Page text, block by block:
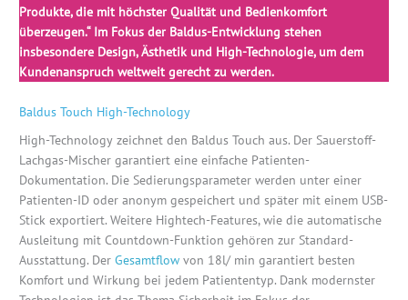
Produkte, die mit höchster Qualität und Bedienkomfort
überzeugen.“ Im Fokus der Baldus-Entwicklung stehen
insbesondere Design, Ästhetik und High-Technologie, um dem
Kundenanspruch weltweit gerecht zu werden.
Baldus Touch High-Technology
High-Technology zeichnet den Baldus Touch aus. Der Sauerstoff-
Lachgas-Mischer garantiert eine einfache Patienten-
Dokumentation. Die Sedierungsparameter werden unter einer
Patienten-ID oder anonym gespeichert und später mit einem USB-
Stick exportiert. Weitere Hightech-Features, wie die automatische
Ausleitung mit Countdown-Funktion gehören zur Standard-
Ausstattung. DerGesamtflow von 18l/ min garantiert besten
Komfort und Wirkung bei jedem Patiententyp. Dank modernster